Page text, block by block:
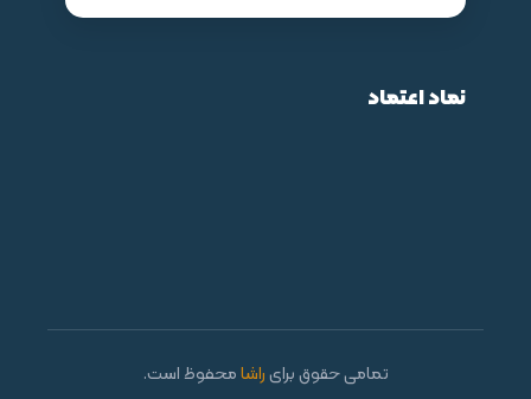
نماد اعتماد
تمامی حقوق برایراشامحفوظ است.